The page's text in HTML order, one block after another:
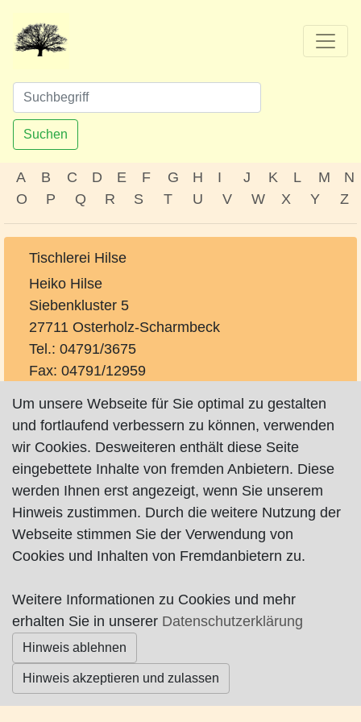
Suchen
A B C D E F G H I J K L M
N
O
P Q R S T U V W X Y Z
Tischlerei Hilse
Heiko Hilse
Siebenkluster 5
27711 Osterholz-Scharmbeck
Tel.: 04791/3675
Fax: 04791/12959
http://www.tischlerei-hilse.de
Fenster, Türen, Treppen, Wintergärten, Rolladen,
Markisen.
Impressum| Datenschutz|AGB
© Worpswede24 2015-2026
Um unsere Webseite für Sie optimal zu gestalten
und fortlaufend verbessern zu können, verwenden
wir Cookies. Desweiteren enthält diese Seite
eingebettete Inhalte von fremden Anbietern. Diese
werden Ihnen erst angezeigt, wenn Sie unserem
Hinweis zustimmen. Durch die weitere Nutzung der
Webseite stimmen Sie der Verwendung von
Cookies und Inhalten von Fremdanbietern zu.
Weitere Informationen zu Cookies und mehr
erhalten Sie in unserer Datenschutzerklärung
Hinweis ablehnen
Hinweis akzeptieren und zulassen